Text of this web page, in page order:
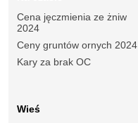
Cena jęczmienia ze żniw
2024
Ceny gruntów ornych 2024
Kary za brak OC
Wieś